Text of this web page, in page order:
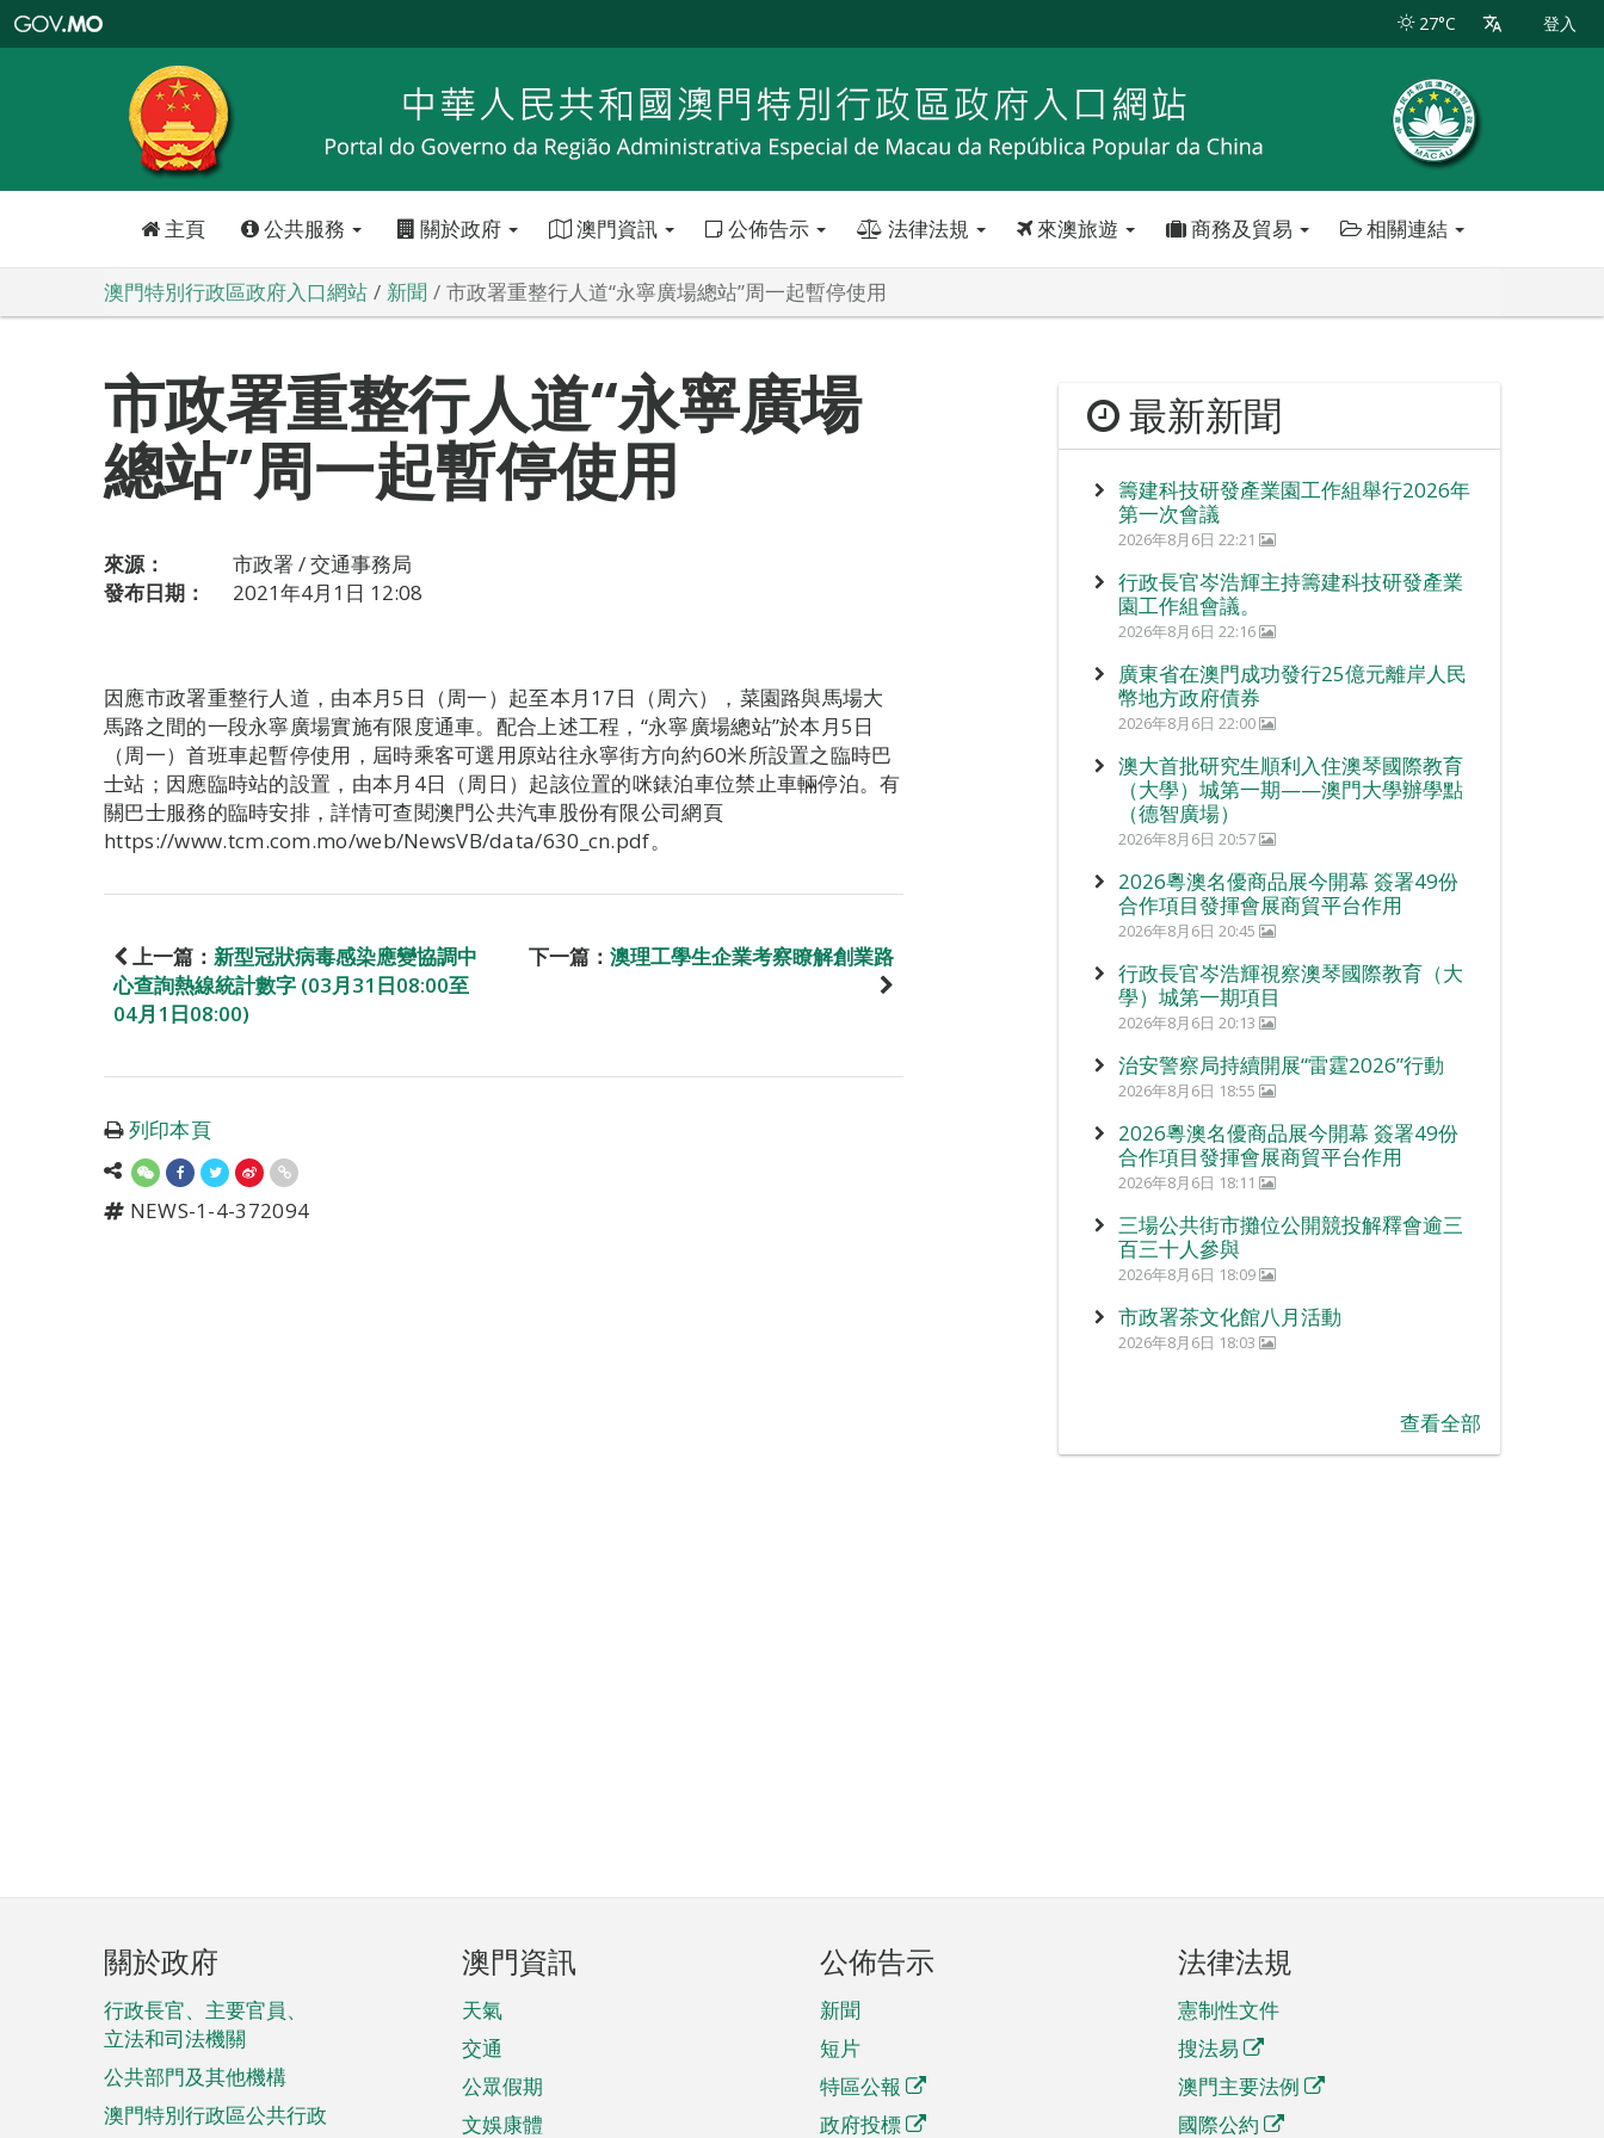
特
政
區
政
口
27°C 登入
主頁 公共服務 關於政府 澳門資訊 公佈告示 法律法規 來澳旅遊 商務及貿易 相關連結
澳門特別行政區政府入口網站 新聞 市政署重整行人道“永寧廣場總站”周一起暫停使用
市政署重整行人道“永寧廣場
總站”周一起暫停使用
來源：
市政署 / 交通事務局
發布日期：
2021年4月1日 12:08
因應市政署重整行人道，由本月5日（周一）起至本月17日（周六），菜園路與馬場大
馬路之間的一段永寧廣場實施有限度通車。配合上述工程，“永寧廣場總站”於本月5日
（周一）首班車起暫停使用，屆時乘客可選用原站往永寧街方向約60米所設置之臨時巴
士站；因應臨時站的設置，由本月4日（周日）起該位置的咪錶泊車位禁止車輛停泊。有
關巴士服務的臨時安排，詳情可查閱澳門公共汽車股份有限公司網頁
https://www.tcm.com.mo/web/NewsVB/data/630_cn.pdf。
上一篇： 新型冠狀病毒感染應變協調中
心查詢熱線統計數字 (03月31日08:00至
04月1日08:00)
下一篇： 澳理工學生企業考察瞭解創業路
列印本頁
NEWS-1-4-372094
最新新聞
籌建科技研發產業園工作組舉行2026年
第一次會議
2026年8月6日 22:21
行政長官岑浩輝主持籌建科技研發產業
園工作組會議。
2026年8月6日 22:16
廣東省在澳門成功發行25億元離岸人民
幣地方政府債券
2026年8月6日 22:00
澳大首批研究生順利入住澳琴國際教育
（大學）城第一期——澳門大學辦學點
（德智廣場）
2026年8月6日 20:57
2026粵澳名優商品展今開幕 簽署49份
合作項目發揮會展商貿平台作用
2026年8月6日 20:45
行政長官岑浩輝視察澳琴國際教育（大
學）城第一期項目
2026年8月6日 20:13
治安警察局持續開展“雷霆2026”行動
2026年8月6日 18:55
2026粵澳名優商品展今開幕 簽署49份
合作項目發揮會展商貿平台作用
2026年8月6日 18:11
三場公共街市攤位公開競投解釋會逾三
百三十人參與
2026年8月6日 18:09
市政署茶文化館八月活動
2026年8月6日 18:03
查看全部
頁
腳
菜
單
關於政府
行政長官、主要官員、
立法和司法機關
公共部門及其他機構
澳門特別行政區公共行政
澳門資訊
天氣
交通
公眾假期
文娛康體
公佈告示
新聞
短片
特區公報
政府投標
法律法規
憲制性文件
搜法易
澳門主要法例
國際公約